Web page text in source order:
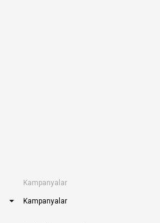
Kampanyalar
Kampanyalar